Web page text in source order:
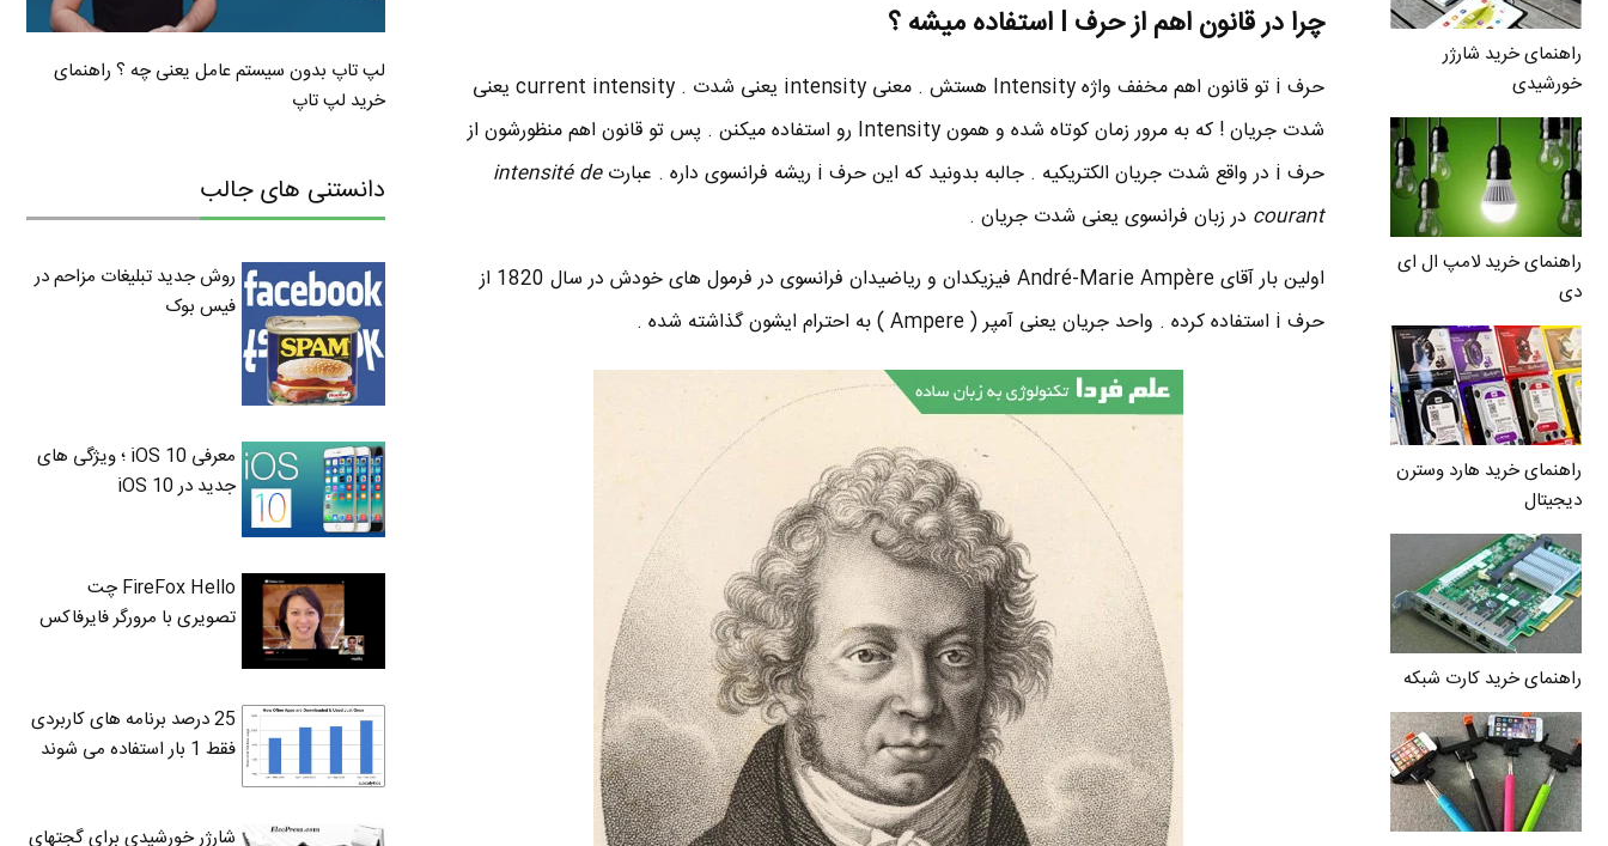
راهنمای خرید شارژر
خورشیدی
راهنمای خرید لامپ ال ای
دی
راهنمای خرید هارد وسترن
دیجیتال
راهنمای خرید کارت شبکه
چرا در قانون اهم از حرف I استفاده میشه ؟
حرف i تو قانون اهم مخفف واژه Intensity هستش . معنی intensity یعنی شدت . current intensity یعنی
شدت جریان ! که به مرور زمان کوتاه شده و همون Intensity رو استفاده میکنن . پس تو قانون اهم منظورشون از
حرف i در واقع شدت جریان الکتریکیه . جالبه بدونید که این حرف i ریشه فرانسوی داره . عبارت
intensité de
courant در زبان فرانسوی یعنی شدت جریان .
اولین بار آقای André-Marie Ampère فیزیکدان و ریاضیدان فرانسوی در فرمول های خودش در سال 1820 از
حرف i استفاده کرده . واحد جریان یعنی آمپر ( Ampere ) به احترام ایشون گذاشته شده .
لپ تاپ بدون سیستم عامل یعنی چه ؟ راهنمای
خرید لپ تاپ
دانستنی های جالب
روش جدید تبلیغات مزاحم در
فیس بوک
معرفی iOS 10 ؛ ویژگی های
جدید در iOS 10
FireFox Hello چت
تصویری با مرورگر فایرفاکس
25 درصد برنامه های کاربردی
فقط 1 بار استفاده می شوند
شارژر خورشیدی برای گجتهای